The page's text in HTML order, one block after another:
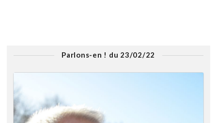
Parlons-en ! du 23/02/22